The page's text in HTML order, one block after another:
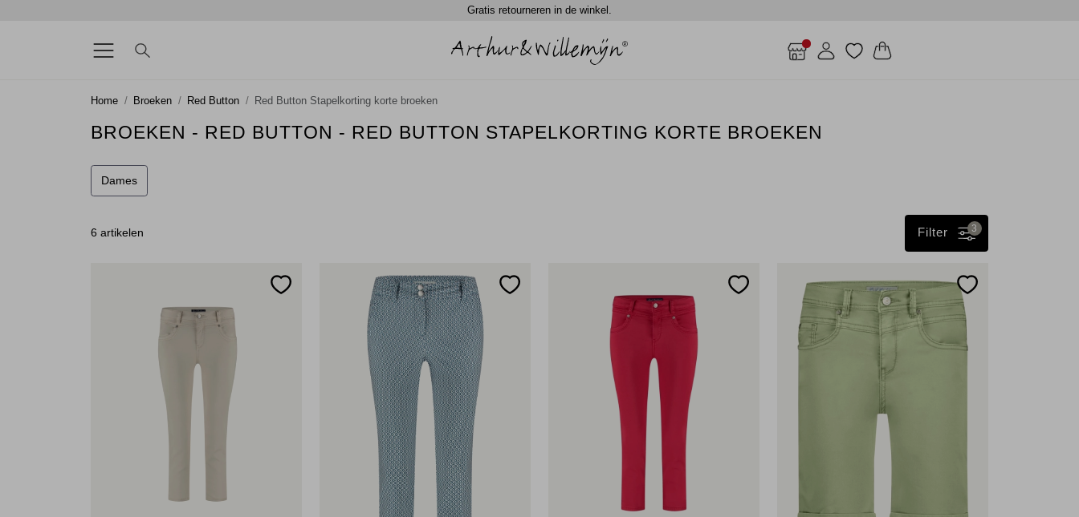
Gratis retourneren in de winkel.
Home Broeken Red Button Red Button Stapelkorting korte broeken
BROEKEN - RED BUTTON - RED BUTTON STAPELKORTING KORTE BROEKEN
Dames
6 artikelen 3
Filter